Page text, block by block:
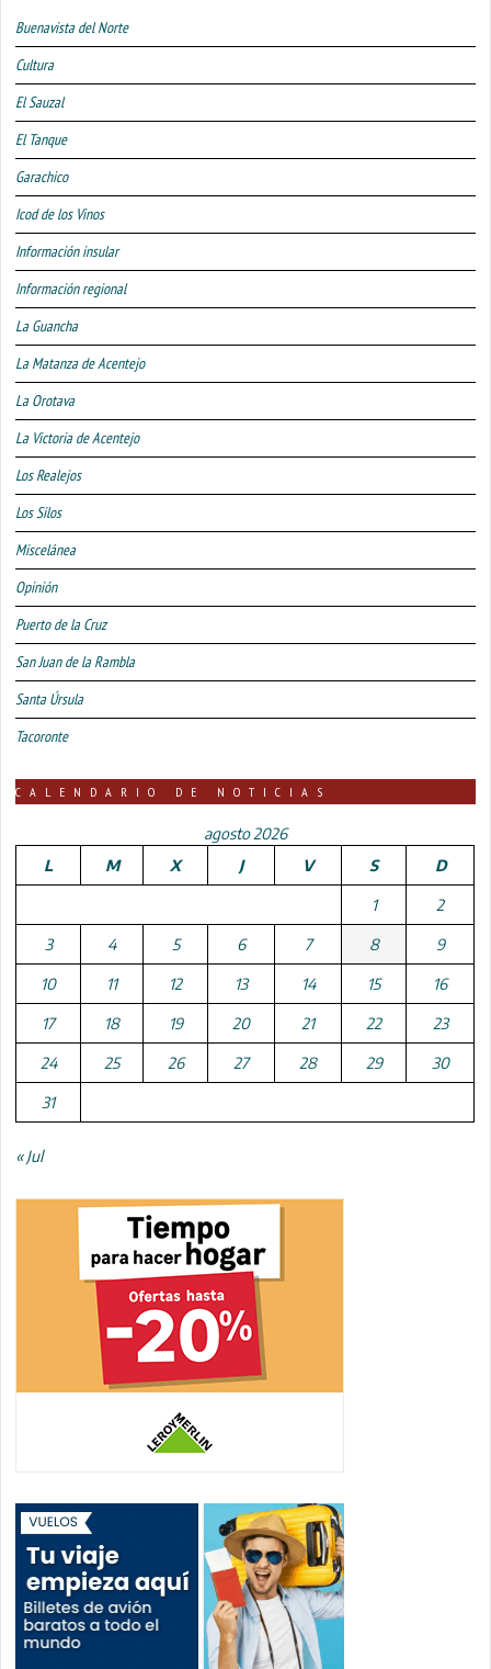
Buenavista del Norte
Cultura
El Sauzal
El Tanque
Garachico
Icod de los Vinos
Información insular
Información regional
La Guancha
La Matanza de Acentejo
La Orotava
La Victoria de Acentejo
Los Realejos
Los Silos
Miscelánea
Opinión
Puerto de la Cruz
San Juan de la Rambla
Santa Úrsula
Tacoronte
CALENDARIO DE NOTICIAS
agosto 2026
L
M X J V S D
1 2
3 4 5 6 7 8 9
10 11 12 13 14 15 16
17 18 19 20 21 22 23
24 25 26 27 28 29 30
31
« Jul